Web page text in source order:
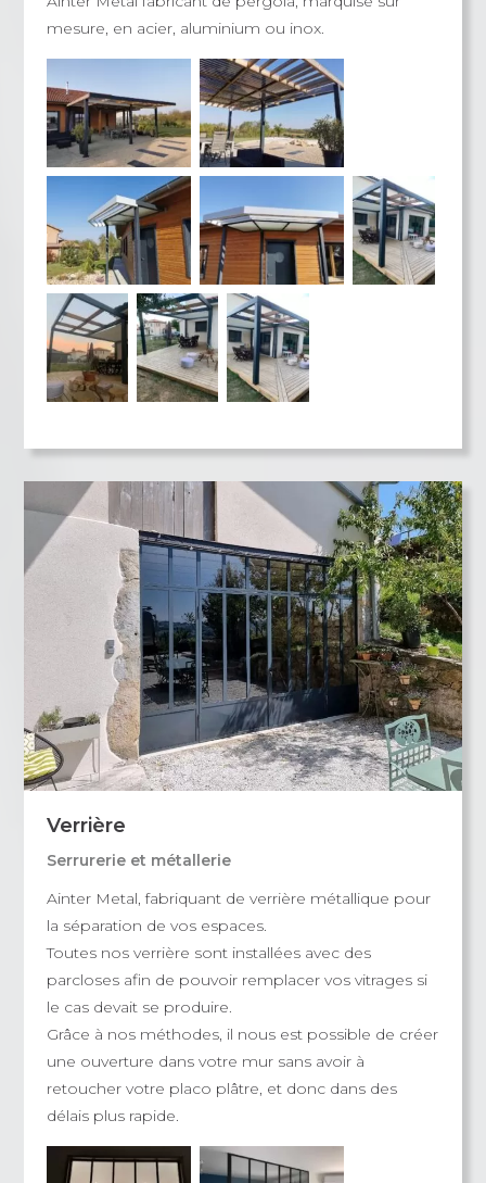
mesure, en acier, aluminium ou inox.
Verrière
Serrurerie et métallerie
Ainter Metal, fabriquant de verrière métallique pour
la séparation de vos espaces.
Toutes nos verrière sont installées avec des
parcloses afin de pouvoir remplacer vos vitrages si
le cas devait se produire.
Grâce à nos méthodes, il nous est possible de créer
une ouverture dans votre mur sans avoir à
retoucher votre placo plâtre, et donc dans des
délais plus rapide.